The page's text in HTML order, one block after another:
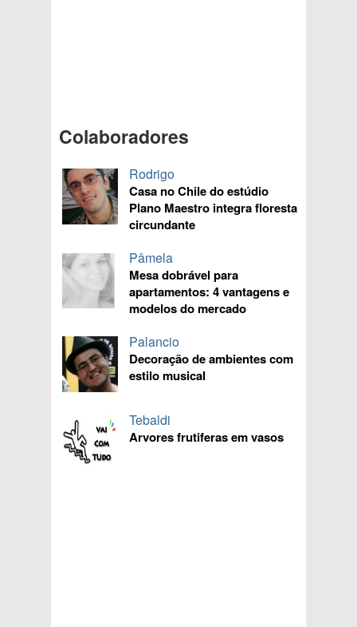
Colaboradores
Rodrigo
Casa no Chile do estúdio
Plano Maestro integra floresta
circundante
Pâmela
Mesa dobrável para
apartamentos: 4 vantagens e
modelos do mercado
Palancio
Decoração de ambientes com
estilo musical
Tebaldi
Arvores frutiferas em vasos